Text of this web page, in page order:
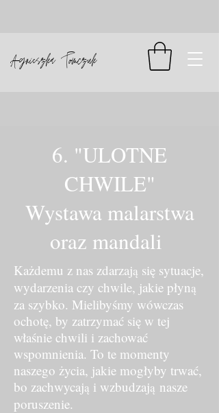
Agnieszka Tomczuk
6. "ULOTNE
CHWILE"
Wystawa malarstwa
oraz mandali
Każdemu z nas zdarzają się sytuacje,
wydarzenia czy chwile, jakie płyną
za szybko. Mielibyśmy wówczas
ochotę, by zatrzymać się w tej
właśnie chwili i zachować
wspomnienia. To te momenty
naszego życia, jakie mogłyby trwać,
bo zachwycają i wzbudzają nasze
poruszenie.